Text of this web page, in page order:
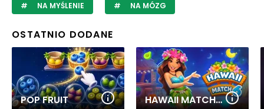
NA MYŚLENIE NA MÓZG
OSTATNIO DODANE
POP FRUIT HAWAII MATCH 6